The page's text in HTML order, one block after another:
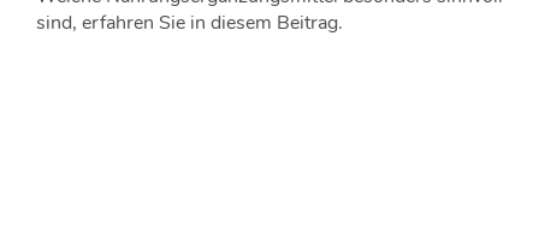
sind, erfahren Sie in diesem Beitrag.